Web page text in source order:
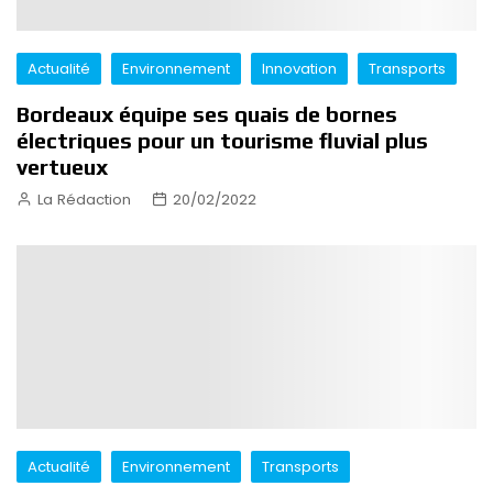
Actualité Environnement Innovation Transports
Bordeaux équipe ses quais de bornes
électriques pour un tourisme fluvial plus
vertueux
La Rédaction 20/02/2022
Actualité Environnement Transports